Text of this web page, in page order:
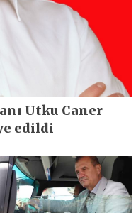
Utku Caner
edildi